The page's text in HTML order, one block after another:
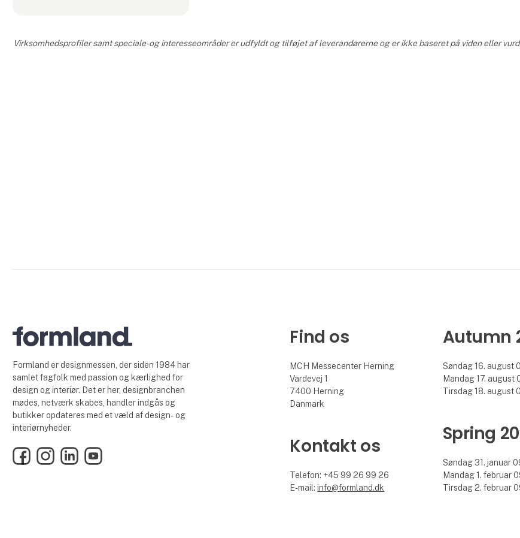
Virksomhedsprofiler samt speciale- og interesseområder er udfyldt og tilføjet af leverandørerne og er ikke baseret på viden eller
Formland er designmessen, der siden 1984 har
samlet fagfolk med passion og kærlighed for
design og interiør. Det er her, designbranchen
mødes, netværk skabes, handler indgås og
butikker opdateres med et væld af design- og
interiørnyheder.
FacebookInstagramLinkedInYouTube
Find os
MCH Messecenter Herning
Vardevej 1
7400 Herning
Danmark
Kontakt os
Telefon: +45 99 26 99 26
E-mail:info@formland.dk
Autumn
Søndag 16. august
Mandag 17. august
Tirsdag 18. august
Spring
Søndag 31. januar
Mandag 1. februar
Tirsdag 2. februar